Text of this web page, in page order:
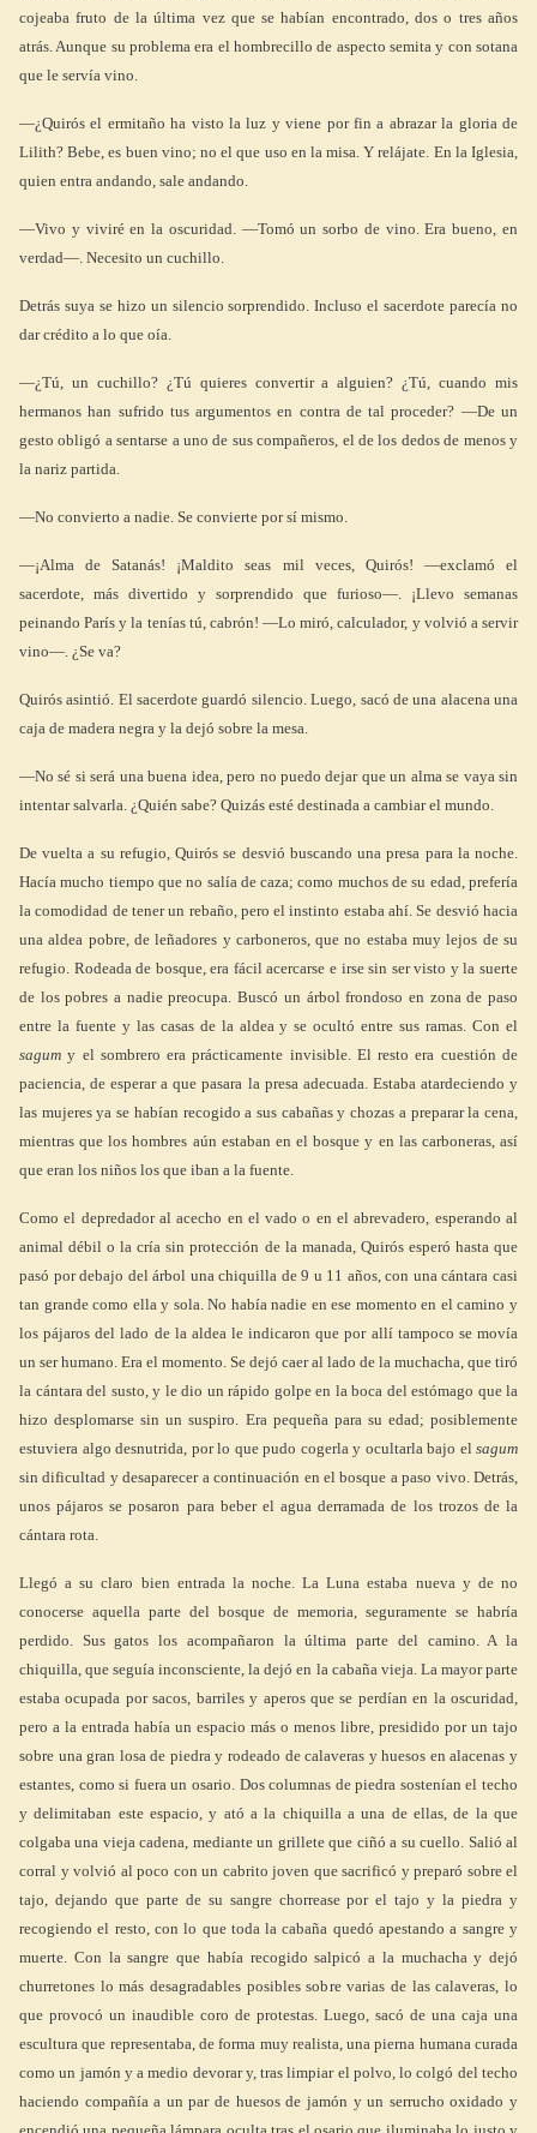
cojeaba fruto de la última vez que se habían encontrado, dos o tres años
atrás. Aunque su problema era el hombrecillo de aspecto semita y con sotana
que le servía vino.
—¿Quirós el ermitaño ha visto la luz y viene por fin a abrazar la gloria de
Lilith? Bebe, es buen vino; no el que uso en la misa. Y relájate. En la Iglesia,
quien entra andando, sale andando.
—Vivo y viviré en la oscuridad. —Tomó un sorbo de vino. Era bueno, en
verdad—. Necesito un cuchillo.
Detrás suya se hizo un silencio sorprendido. Incluso el sacerdote parecía no
dar crédito a lo que oía.
—¿Tú, un cuchillo? ¿Tú quieres convertir a alguien? ¿Tú, cuando mis
hermanos han sufrido tus argumentos en contra de tal proceder? —De un
gesto obligó a sentarse a uno de sus compañeros, el de los dedos de menos y
la nariz partida.
—No convierto a nadie. Se convierte por sí mismo.
—¡Alma de Satanás! ¡Maldito seas mil veces, Quirós! —exclamó el
sacerdote, más divertido y sorprendido que furioso—. ¡Llevo semanas
peinando París y la tenías tú, cabrón! —Lo miró, calculador, y volvió a servir
vino—. ¿Se va?
Quirós asintió. El sacerdote guardó silencio. Luego, sacó de una alacena una
caja de madera negra y la dejó sobre la mesa.
—No sé si será una buena idea, pero no puedo dejar que un alma se vaya sin
intentar salvarla. ¿Quién sabe? Quizás esté destinada a cambiar el mundo.
De vuelta a su refugio, Quirós se desvió buscando una presa para la noche.
Hacía mucho tiempo que no salía de caza; como muchos de su edad, prefería
la comodidad de tener un rebaño, pero el instinto estaba ahí. Se desvió hacia
una aldea pobre, de leñadores y carboneros, que no estaba muy lejos de su
refugio. Rodeada de bosque, era fácil acercarse e irse sin ser visto y la suerte
de los pobres a nadie preocupa. Buscó un árbol frondoso en zona de paso
entre la fuente y las casas de la aldea y se ocultó entre sus ramas. Con el
sagum y el sombrero era prácticamente invisible. El resto era cuestión de
paciencia, de esperar a que pasara la presa adecuada. Estaba atardeciendo y
las mujeres ya se habían recogido a sus cabañas y chozas a preparar la cena,
mientras que los hombres aún estaban en el bosque y en las carboneras, así
que eran los niños los que iban a la fuente.
Como el depredador al acecho en el vado o en el abrevadero, esperando al
animal débil o la cría sin protección de la manada, Quirós esperó hasta que
pasó por debajo del árbol una chiquilla de 9 u 11 años, con una cántara casi
tan grande como ella y sola. No había nadie en ese momento en el camino y
los pájaros del lado de la aldea le indicaron que por allí tampoco se movía
un ser humano. Era el momento. Se dejó caer al lado de la muchacha, que tiró
la cántara del susto, y le dio un rápido golpe en la boca del estómago que la
hizo desplomarse sin un suspiro. Era pequeña para su edad; posiblemente
estuviera algo desnutrida, por lo que pudo cogerla y ocultarla bajo el sagum
sin dificultad y desaparecer a continuación en el bosque a paso vivo. Detrás,
unos pájaros se posaron para beber el agua derramada de los trozos de la
cántara rota.
Llegó a su claro bien entrada la noche. La Luna estaba nueva y de no
conocerse aquella parte del bosque de memoria, seguramente se habría
perdido. Sus gatos los acompañaron la última parte del camino. A la
chiquilla, que seguía inconsciente, la dejó en la cabaña vieja. La mayor parte
estaba ocupada por sacos, barriles y aperos que se perdían en la oscuridad,
pero a la entrada había un espacio más o menos libre, presidido por un tajo
sobre una gran losa de piedra y rodeado de calaveras y huesos en alacenas y
estantes, como si fuera un osario. Dos columnas de piedra sostenían el techo
y delimitaban este espacio, y ató a la chiquilla a una de ellas, de la que
colgaba una vieja cadena, mediante un grillete que ciñó a su cuello. Salió al
corral y volvió al poco con un cabrito joven que sacrificó y preparó sobre el
tajo, dejando que parte de su sangre chorrease por el tajo y la piedra y
recogiendo el resto, con lo que toda la cabaña quedó apestando a sangre y
muerte. Con la sangre que había recogido salpicó a la muchacha y dejó
churretones lo más desagradables posibles sobre varias de las calaveras, lo
que provocó un inaudible coro de protestas. Luego, sacó de una caja una
escultura que representaba, de forma muy realista, una pierna humana curada
como un jamón y a medio devorar y, tras limpiar el polvo, lo colgó del techo
haciendo compañía a un par de huesos de jamón y un serrucho oxidado y